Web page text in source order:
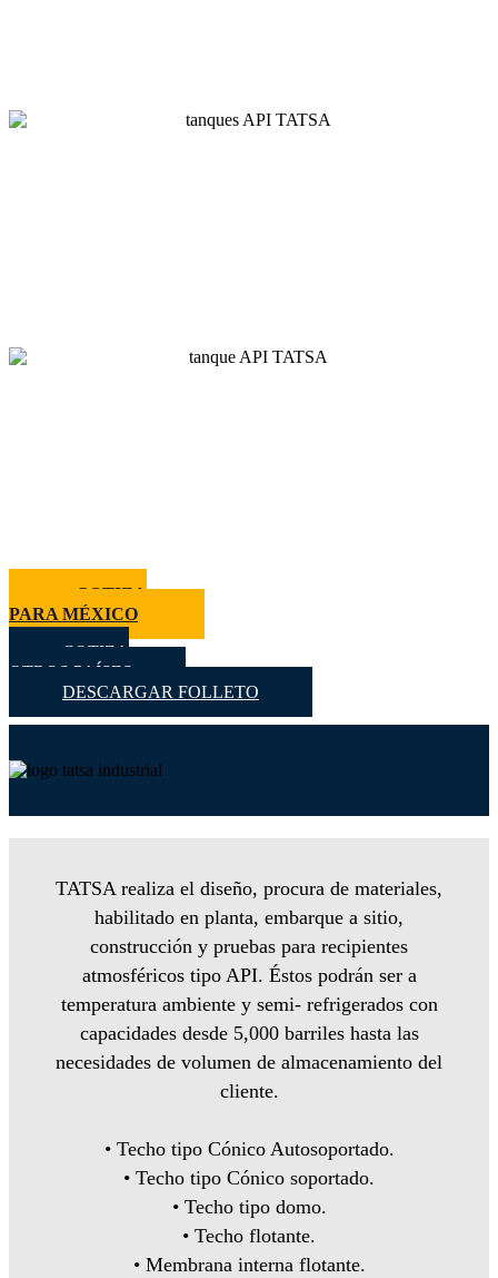
COTIZA
PARA MÉXICO
COTIZA
OTROS PAÍSES
DESCARGAR FOLLETO
TATSA realiza el diseño, procura de materiales,
habilitado en planta, embarque a sitio,
construcción y pruebas para recipientes
atmosféricos tipo API. Éstos podrán ser a
temperatura ambiente y semi- refrigerados con
capacidades desde 5,000 barriles hasta las
necesidades de volumen de almacenamiento del
cliente.
• Techo tipo Cónico Autosoportado.
• Techo tipo Cónico soportado.
• Techo tipo domo.
• Techo flotante.
• Membrana interna flotante.